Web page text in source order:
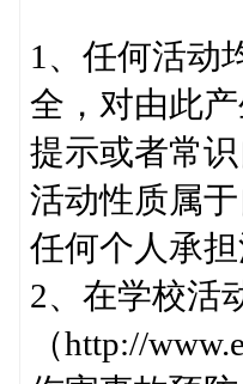
1、任何活动
全，对由此
提示或者常
活动性质属
任何个人承担
2、在学校活
（http://